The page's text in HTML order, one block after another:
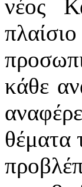
νέος
κάθε
θέματα